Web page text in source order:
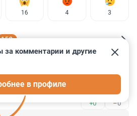
16 4 3
152
+0 –0
за комментарии и другие
в профиле